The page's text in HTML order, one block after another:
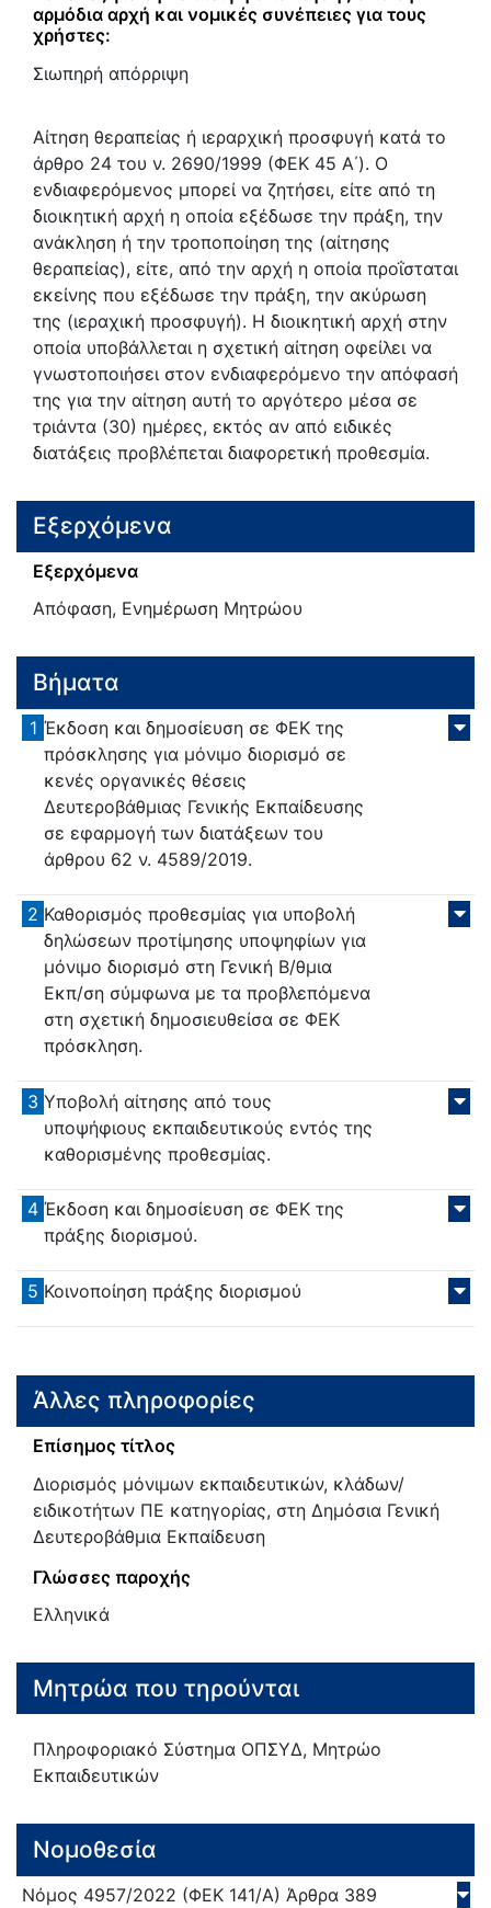
αρμόδια αρχή και νομικές συνέπειες για τους
χρήστες:
Σιωπηρή απόρριψη
Αίτηση θεραπείας ή ιεραρχική προσφυγή κατά το
άρθρο 24 του ν. 2690/1999 (ΦΕΚ 45 Α΄). Ο
ενδιαφερόμενος μπορεί να ζητήσει, είτε από τη
διοικητική αρχή η οποία εξέδωσε την πράξη, την
ανάκληση ή την τροποποίηση της (αίτησης
θεραπείας), είτε, από την αρχή η οποία προΐσταται
εκείνης που εξέδωσε την πράξη, την ακύρωση
της (ιεραχική προσφυγή). Η διοικητική αρχή στην
οποία υποβάλλεται η σχετική αίτηση οφείλει να
γνωστοποιήσει στον ενδιαφερόμενο την απόφασή
της για την αίτηση αυτή το αργότερο μέσα σε
τριάντα (30) ημέρες, εκτός αν από ειδικές
διατάξεις προβλέπεται διαφορετική προθεσμία.
Εξερχόμενα
Εξερχόμενα
Απόφαση, Ενημέρωση Μητρώου
Βήματα
1 Έκδοση και δημοσίευση σε ΦΕΚ της
πρόσκλησης για μόνιμο διορισμό σε
κενές οργανικές θέσεις
Δευτεροβάθμιας Γενικής Εκπαίδευσης
σε εφαρμογή των διατάξεων του
άρθρου 62 ν. 4589/2019.
2 Καθορισμός προθεσμίας για υποβολή
δηλώσεων προτίμησης υποψηφίων για
μόνιμο διορισμό στη Γενική Β/θμια
Εκπ/ση σύμφωνα με τα προβλεπόμενα
στη σχετική δημοσιευθείσα σε ΦΕΚ
πρόσκληση.
3 Υποβολή αίτησης από τους
υποψήφιους εκπαιδευτικούς εντός της
καθορισμένης προθεσμίας.
4 Έκδοση και δημοσίευση σε ΦΕΚ της
πράξης διορισμού.
5 Κοινοποίηση πράξης διορισμού
Άλλες πληροφορίες
Επίσημος τίτλος
Διορισμός μόνιμων εκπαιδευτικών, κλάδων/
ειδικοτήτων ΠΕ κατηγορίας, στη Δημόσια Γενική
Δευτεροβάθμια Εκπαίδευση
Γλώσσες παροχής
Ελληνικά
Μητρώα που τηρούνται
Πληροφοριακό Σύστημα ΟΠΣΥΔ, Μητρώο
Εκπαιδευτικών
Νομοθεσία
Νόμος 4957/2022 (ΦΕΚ 141/Α) Άρθρα 389